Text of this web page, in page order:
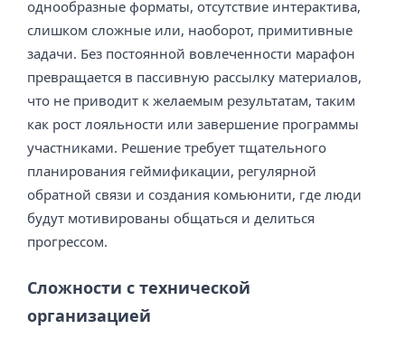
однообразные форматы, отсутствие интерактива,
слишком сложные или, наоборот, примитивные
задачи. Без постоянной вовлеченности марафон
превращается в пассивную рассылку материалов,
что не приводит к желаемым результатам, таким
как рост лояльности или завершение программы
участниками. Решение требует тщательного
планирования геймификации, регулярной
обратной связи и создания комьюнити, где люди
будут мотивированы общаться и делиться
прогрессом.
Сложности с технической
организацией